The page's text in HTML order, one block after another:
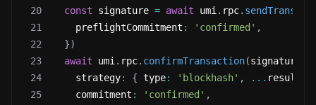
20
const signature = await umi . rpc.
21
    preflightCommitment
: 'confirmed' ,
22
})
23
await umi . rpc. confirmTransaction(signature
24
    strategy
: { type: 'blockhash' , ... result
25
    commitment
: 'confirmed' ,